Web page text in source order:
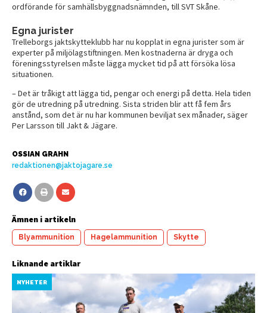
ordförande för samhällsbyggnadsnämnden, till SVT Skåne.
Egna jurister
Trelleborgs jaktskytteklubb har nu kopplat in egna jurister som är
experter på miljölagstiftningen. Men kostnaderna är dryga och
föreningsstyrelsen måste lägga mycket tid på att försöka lösa
situationen.
– Det är tråkigt att lägga tid, pengar och energi på detta. Hela tiden
gör de utredning på utredning. Sista striden blir att få fem års
anstånd, som det är nu har kommunen beviljat sex månader, säger
Per Larsson till Jakt & Jägare.
OSSIAN GRAHN
redaktionen@jaktojagare.se
Ämnen i artikeln
Blyammunition Hagelammunition Skytte
Liknande artiklar
NYHETER